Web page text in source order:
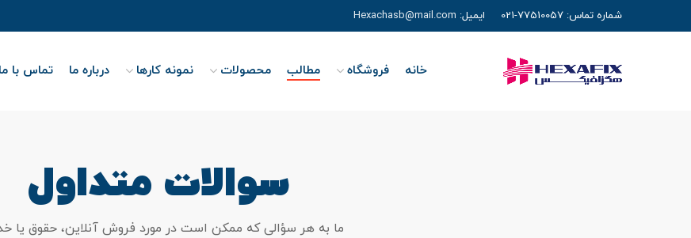
شماره تماس: ایمیل: Hexachasb@mail.com
خانه فروشگاه مطالب محصولات نمونه کارها درباره ما تماس با ما
سوالات متداول
ما به هر سؤالی که ممکن است در مورد فروش آنلاین، حقوق یا